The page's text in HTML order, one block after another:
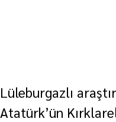
Lüleburgazlı
Atatürk’ün